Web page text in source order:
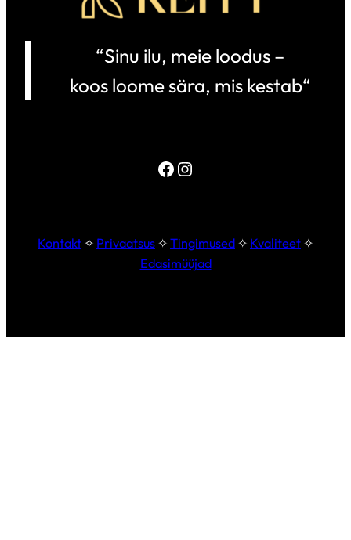
“Sinu ilu, meie loodus –
koos loome sära, mis kestab“
Facebook
Instagram
Kontakt ✧ Privaatsus ✧ Tingimused ✧ Kvaliteet ✧
Edasimüüjad